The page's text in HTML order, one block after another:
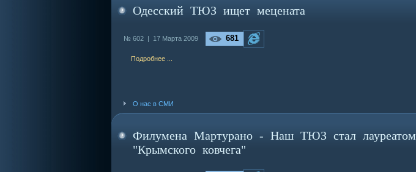
Одесский ТЮЗ ищет мецената
№ 602 | 17 Марта 2009 681
Подробнее ...
О нас в СМИ
Филумена Мартурано - Наш ТЮЗ стал лауреатом
"Крымского ковчега"